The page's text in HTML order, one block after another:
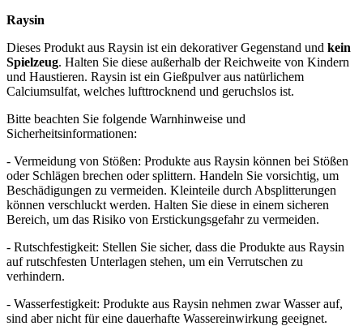
Raysin
Dieses Produkt aus Raysin ist ein dekorativer Gegenstand und kein
Spielzeug. Halten Sie diese außerhalb der Reichweite von Kindern
und Haustieren. Raysin ist ein Gießpulver aus natürlichem
Calciumsulfat, welches lufttrocknend und geruchslos ist.
Bitte beachten Sie folgende Warnhinweise und
Sicherheitsinformationen:
- Vermeidung von Stößen: Produkte aus Raysin können bei Stößen
oder Schlägen brechen oder splittern. Handeln Sie vorsichtig, um
Beschädigungen zu vermeiden. Kleinteile durch Absplitterungen
können verschluckt werden. Halten Sie diese in einem sicheren
Bereich, um das Risiko von Erstickungsgefahr zu vermeiden.
- Rutschfestigkeit: Stellen Sie sicher, dass die Produkte aus Raysin
auf rutschfesten Unterlagen stehen, um ein Verrutschen zu
verhindern.
- Wasserfestigkeit: Produkte aus Raysin nehmen zwar Wasser auf,
sind aber nicht für eine dauerhafte Wassereinwirkung geeignet.